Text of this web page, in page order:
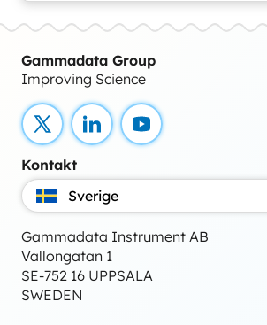
Gammadata Group
Improving Science
X LinkedInYouTube
Kontakt
Sverige
Gammadata Instrument AB
Vallongatan 1
SE-752 16 UPPSALA
SWEDEN